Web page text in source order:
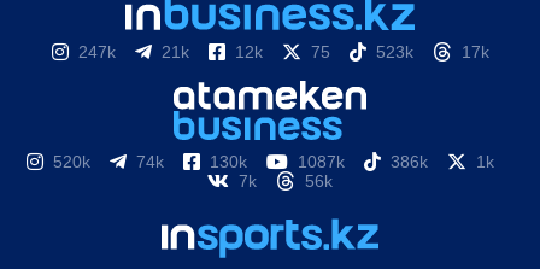
247k 21k 12k 75 523k 17k
520k 74k 130k 1087k 386k
1k
7k
56k